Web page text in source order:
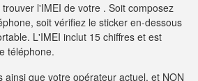
l'IMEI de votre . Soit composez
soit vérifiez le sticker en-dessous
L'IMEI inclut 15 chiffres et est
téléphone.
ainsi que votre opérateur actuel, et NON